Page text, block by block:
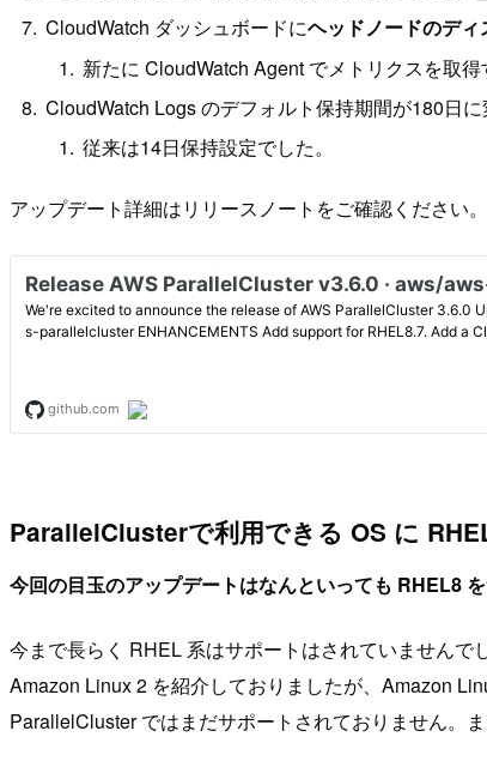
CloudWatch ダッシュボードにヘッドノードのデ
新たに CloudWatch Agent でメトリクスを取
CloudWatch Logs のデフォルト保持期間が180日に
従来は14日保持設定でした。
アップデート詳細はリリースノートをご確認ください。
ParallelClusterで利用できる OS に
今回の目玉のアップデートはなんといっても RHEL8 を
今まで長らく RHEL 系はサポートはされていません
Amazon Linux 2 を紹介しておりましたが、Amazon
ParallelCluster ではまだサポートされておりません。